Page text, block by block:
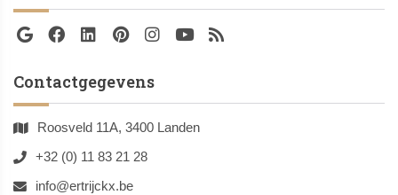
Contactgegevens
Roosveld 11A, 3400 Landen
+32 (0) 11 83 21 28
info@ertrijckx.be